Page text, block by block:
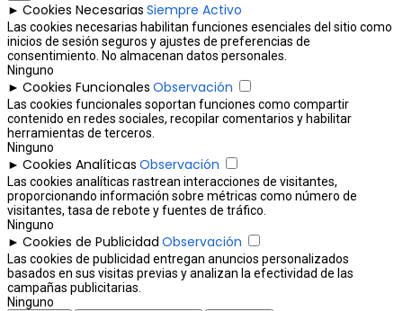
► Cookies Necesarias Siempre Activo
Las cookies necesarias habilitan funciones esenciales del sitio como
inicios de sesión seguros y ajustes de preferencias de
consentimiento. No almacenan datos personales.
Ninguno
► Cookies Funcionales Observación
Las cookies funcionales soportan funciones como compartir
contenido en redes sociales, recopilar comentarios y habilitar
herramientas de terceros.
Ninguno
► Cookies Analíticas Observación
Las cookies analíticas rastrean interacciones de visitantes,
proporcionando información sobre métricas como número de
visitantes, tasa de rebote y fuentes de tráfico.
Ninguno
► Cookies de Publicidad Observación
Las cookies de publicidad entregan anuncios personalizados
basados en sus visitas previas y analizan la efectividad de las
campañas publicitarias.
Ninguno